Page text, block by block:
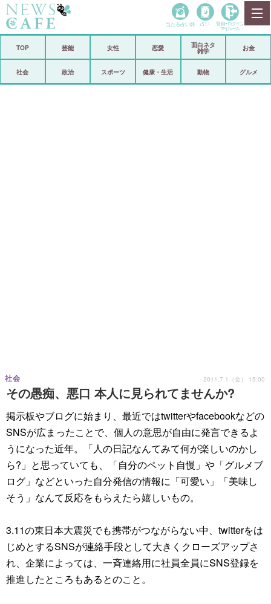
政治
当たる占い師 占い 登録• ログイン
マイルーム
TOP 芸能 女性 恋愛
面白ネタ
雑学
お金
社会 政治 スポーツ 健康・生活 動物 グルメ
その愚痴、悪口 本人に見られてませんか?
社会 2011.7.1（金） 15:00
掲示板やブログに始まり、最近ではtwitterやfacebookなどの
SNSが広まったことで、個人の意思が自由に発言できるよ
うになった近年。「人の日記なんてみて何が楽しいのかし
ら?」と思っていても、「自分のペット自慢」や「グルメブ
ログ」などといった自分発信の情報に「可愛い」「美味し
そう」なんて反応をもらえたら嬉しいもの。
3.11の東日本大震災でも携帯がつながらない中、twitterをは
じめとするSNSが連絡手段として大きくクローズアップさ
れ、企業によっては、一斉連絡用に社員全員にSNS登録を
推進したところもあるとのこと。